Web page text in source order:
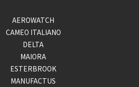
AEROWATCH
CAMEO ITALIANO
DELTA
MAIORA
ESTERBROOK
MANUFACTUS